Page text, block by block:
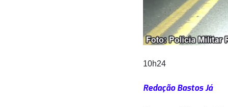
10h24
Redação Bastos Já